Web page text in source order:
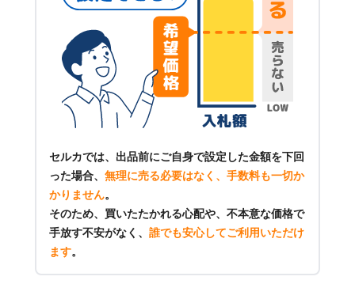
セルカでは、出品前にご自身で設定した金額を下回
った場合、 無理に売る必要はなく、手数料も一切か
かりません。
そのため、買いたたかれる心配や、不本意な価格で
手放す不安がなく、 誰でも安心してご利用いただけ
ます。